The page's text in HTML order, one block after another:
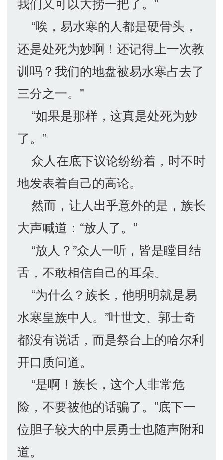
“唉，易水寒的人都是硬骨头，
还是处死为妙啊！还记得上一次教
训吗？我们的地盘被易水寒占去了
三分之一。”
“如果是那样，这真是处死为妙
了。”
众人在底下议论纷纷着，时不时
地发表着自己的高论。
然而，让人出乎意外的是，族长
大声喊道：“放人了。”
“放人？”众人一听，皆是瞠目结
舌，不敢相信自己的耳朵。
“为什么？族长，他明明就是易
水寒皇族中人。”叶世文、郭士奇
都没有说话，而是祭台上的哈尔利
开口质问道。
“是啊！族长，这个人非常危
险，不要被他的话骗了。”底下一
位胆子较大的中层勇士也随声附和
道。